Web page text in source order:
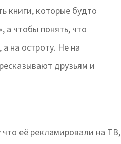
книги, которые будто
а чтобы понять, что
на остроту. Не на
друзьям и
её рекламировали на ТВ,